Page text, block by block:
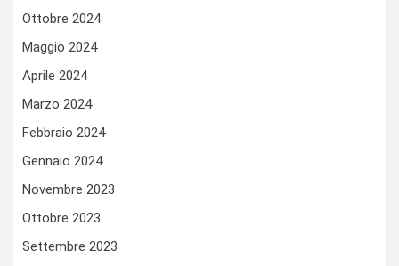
Ottobre 2024
Maggio 2024
Aprile 2024
Marzo 2024
Febbraio 2024
Gennaio 2024
Novembre 2023
Ottobre 2023
Settembre 2023